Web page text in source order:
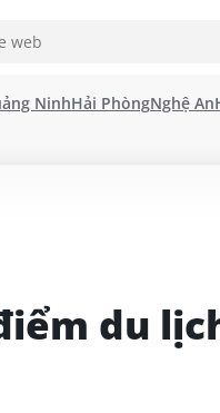
NinhHải PhòngNghệ An
du